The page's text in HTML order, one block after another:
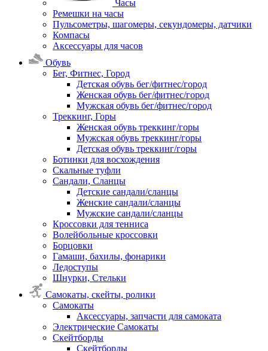
Часы
Ремешки на часы
Пульсометры, шагомеры, секундомеры, датчики
Компасы
Аксессуары для часов
Обувь
Бег, Фитнес, Город
Детская обувь бег/фитнес/город
Женская обувь бег/фитнес/город
Мужская обувь бег/фитнес/город
Треккинг, Горы
Женская обувь треккинг/горы
Мужская обувь треккинг/горы
Детская обувь треккинг/горы
Ботинки для восхождения
Скальные туфли
Сандали, Сланцы
Детские сандали/сланцы
Женские сандали/сланцы
Мужские сандали/сланцы
Кроссовки для тенниса
Волейбольные кроссовки
Борцовки
Гамаши, бахилы, фонарики
Ледоступы
Шнурки, Стельки
Самокаты, скейты, ролики
Самокаты
Аксессуары, запчасти для самоката
Электрические Самокаты
Скейтборды
Скейтборды